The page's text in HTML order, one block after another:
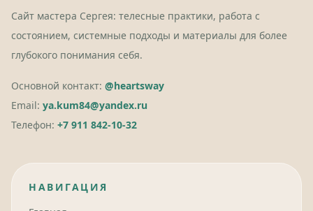
Сайт мастера Сергея: телесные практики, работа с
состоянием, системные подходы и материалы для более
глубокого понимания себя.
Основной контакт: @heartsway
Email: ya.kum84@yandex.ru
Телефон: +7 911 842-10-32
НАВИГАЦИЯ